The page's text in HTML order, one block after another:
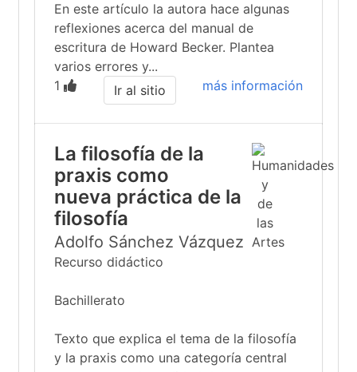
En este artículo la autora hace algunas
reflexiones acerca del manual de
escritura de Howard Becker. Plantea
varios errores y...
1
más información
Ir al sitio
La filosofía de la
praxis como
nueva práctica de la
filosofía
Adolfo Sánchez Vázquez
Recurso didáctico
Bachillerato
Texto que explica el tema de la filosofía
y la praxis como una categoría central